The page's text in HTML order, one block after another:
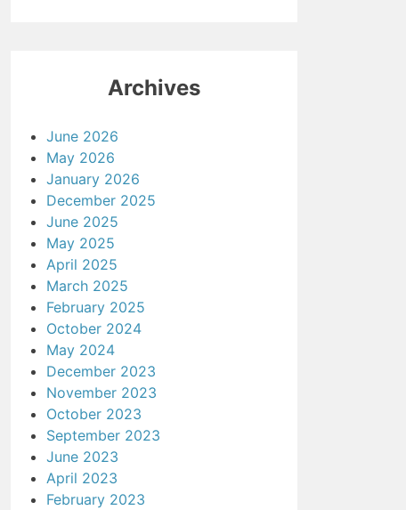
Archives
June 2026
May 2026
January 2026
December 2025
June 2025
May 2025
April 2025
March 2025
February 2025
October 2024
May 2024
December 2023
November 2023
October 2023
September 2023
June 2023
April 2023
February 2023